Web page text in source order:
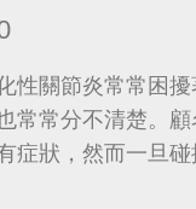
性關節炎常常困
常常分不清楚。
症狀，然而一旦